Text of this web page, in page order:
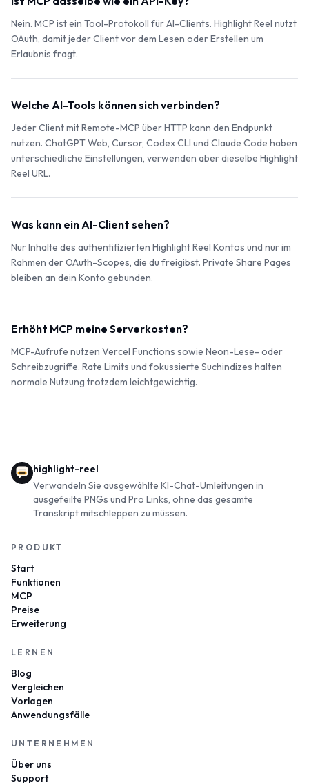
Nein. MCP ist ein Tool-Protokoll für AI-Clients. Highlight Reel nutzt
OAuth, damit jeder Client vor dem Lesen oder Erstellen um
Erlaubnis fragt.
Welche AI-Tools können sich verbinden?
Jeder Client mit Remote-MCP über HTTP kann den Endpunkt
nutzen. ChatGPT Web, Cursor, Codex CLI und Claude Code haben
unterschiedliche Einstellungen, verwenden aber dieselbe Highlight
Reel URL.
Was kann ein AI-Client sehen?
Nur Inhalte des authentifizierten Highlight Reel Kontos und nur im
Rahmen der OAuth-Scopes, die du freigibst. Private Share Pages
bleiben an dein Konto gebunden.
Erhöht MCP meine Serverkosten?
MCP-Aufrufe nutzen Vercel Functions sowie Neon-Lese- oder
Schreibzugriffe. Rate Limits und fokussierte Suchindizes halten
normale Nutzung trotzdem leichtgewichtig.
highlight-reel
Verwandeln Sie ausgewählte KI-Chat-Umleitungen in
ausgefeilte PNGs und Pro Links, ohne das gesamte
Transkript mitschleppen zu müssen.
PRODUKT
Start
Funktionen
MCP
Preise
Erweiterung
LERNEN
Blog
Vergleichen
Vorlagen
Anwendungsfälle
UNTERNEHMEN
Über uns
Support